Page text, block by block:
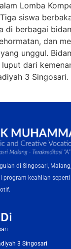
Lomba
siswa
di berbagai
dan
unggul.
dari
3 Singosari.
di Singosari,
program keahlian seperti
3 Singosari